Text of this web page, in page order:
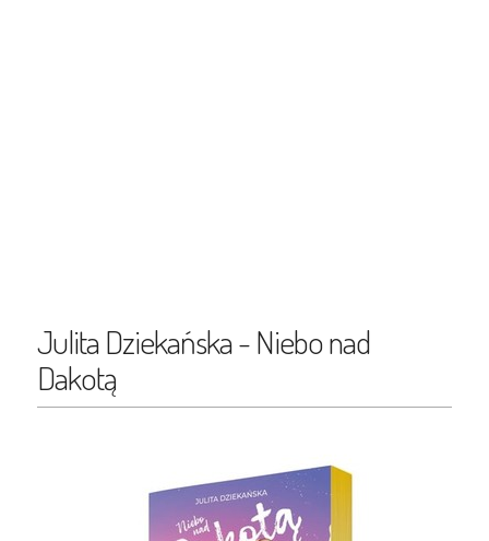
Julita Dziekańska - Niebo nad
Dakotą